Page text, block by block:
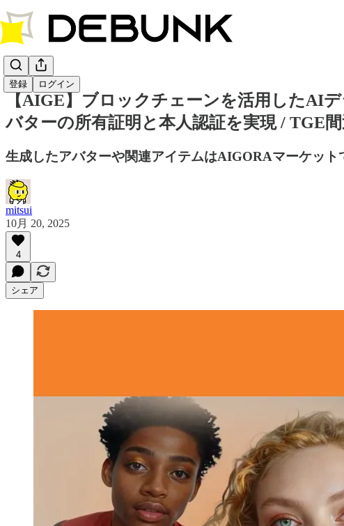
登録 ログイン
【AIGE】ブロックチェーンを活用したAI
バターの所有証明と本人認証を実現 / TGE間
生成したアバターや関連アイテムはAIGORAマーケット
mitsui
10月 20, 2025
4
シェア